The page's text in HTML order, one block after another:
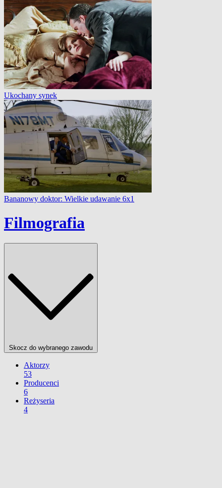
Ukochany synek
Bananowy doktor: Wielkie udawanie 6x1
Filmografia
Skocz do wybranego zawodu
Aktorzy
53
Producenci
6
Reżyseria
4